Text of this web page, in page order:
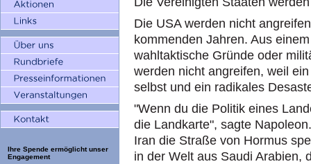
Ihre Spende ermöglicht unser
Engagement
Die USA werden nicht
kommenden Jahren. Aus
wahltaktische Gründe oder
werden nicht angreifen, weil
selbst und ein radikales
"Wenn du die Politik eines
die Landkarte", sagte
Iran die Straße von Hormus
in der Welt aus Saudi Arabien,